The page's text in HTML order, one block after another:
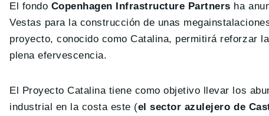
El fondo Copenhagen Infrastructure Partners ha
Vestas para la construcción de unas
proyecto, conocido como Catalina, permitirá reforzar
plena efervescencia.
El Proyecto Catalina tiene como objetivo llevar los
industrial en la costa este (el sector azulejero de